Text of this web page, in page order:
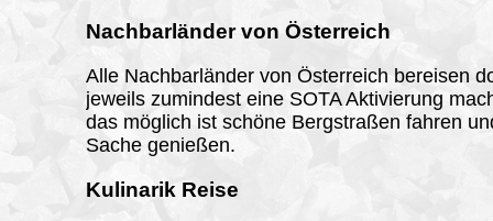
Nachbarländer von Österreich
Alle Nachbarländer von Österreich bereisen
jeweils zumindest eine SOTA Aktivierung
das möglich ist schöne Bergstraßen fahren
Sache genießen.
Kulinarik Reise